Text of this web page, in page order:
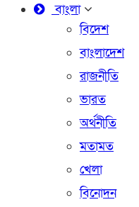
বাংলা
বিদেশ
বাংলাদেশ
রাজনীতি
ভারত
অর্থনীতি
মতামত
খেলা
বিনোদন